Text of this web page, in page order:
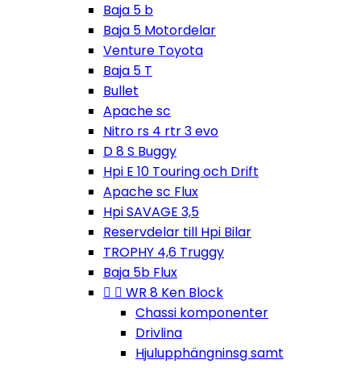
Baja 5 b
Baja 5 Motordelar
Venture Toyota
Baja 5 T
Bullet
Apache sc
Nitro rs 4 rtr 3 evo
D 8 S Buggy
Hpi E 10 Touring och Drift
Apache sc Flux
Hpi SAVAGE 3,5
Reservdelar till Hpi Bilar
TROPHY 4,6 Truggy
Baja 5b Flux
  WR 8 Ken Block
Chassi komponenter
Drivlina
Hjulupphängninsg samt